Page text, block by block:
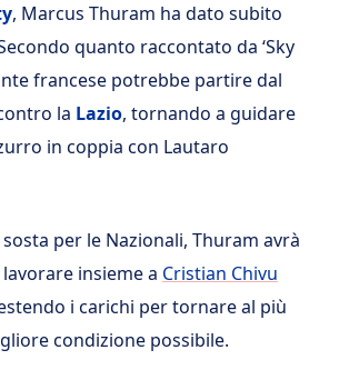
, Marcus Thuram ha dato subito
quanto raccontato da ‘Sky
francese potrebbe partire dal
la Lazio, tornando a guidare
in coppia con Lautaro
per le Nazionali, Thuram avrà
insieme a Cristian Chivu
i carichi per tornare al più
condizione possibile.